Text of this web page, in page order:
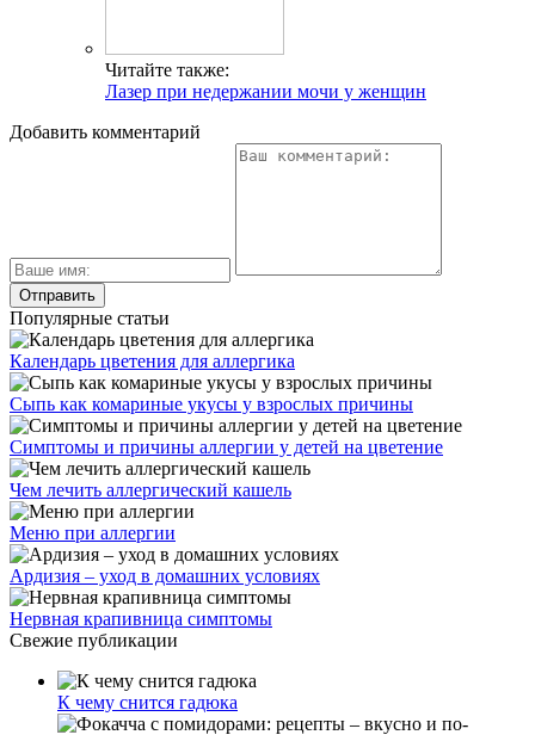
Читайте также:
Лазер при недержании мочи у женщин
Добавить комментарий
Популярные статьи
Календарь цветения для аллергика
Сыпь как комариные укусы у взрослых причины
Симптомы и причины аллергии у детей на цветение
Чем лечить аллергический кашель
Меню при аллергии
Ардизия – уход в домашних условиях
Нервная крапивница симптомы
Свежие публикации
К чему снится гадюка